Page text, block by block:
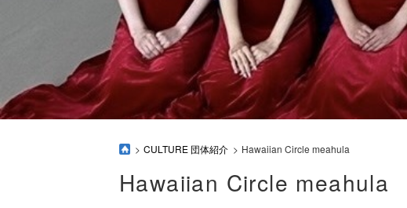
CULTURE 団体紹介 Hawaiian Circle meahula
Hawaiian Circle meahula